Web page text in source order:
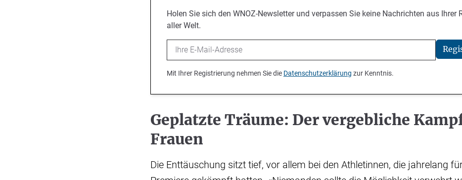
Holen Sie sich den WNOZ-Newsletter und verpassen Sie keine Nachrichten aus Ihrer
aller Welt.
Email
Mit Ihrer Registrierung nehmen Sie die Datenschutzerklärung zur Kenntnis.
Geplatzte Träume: Der vergebliche
Frauen
Die Enttäuschung sitzt tief, vor allem bei den Athletinnen, die jahrelang